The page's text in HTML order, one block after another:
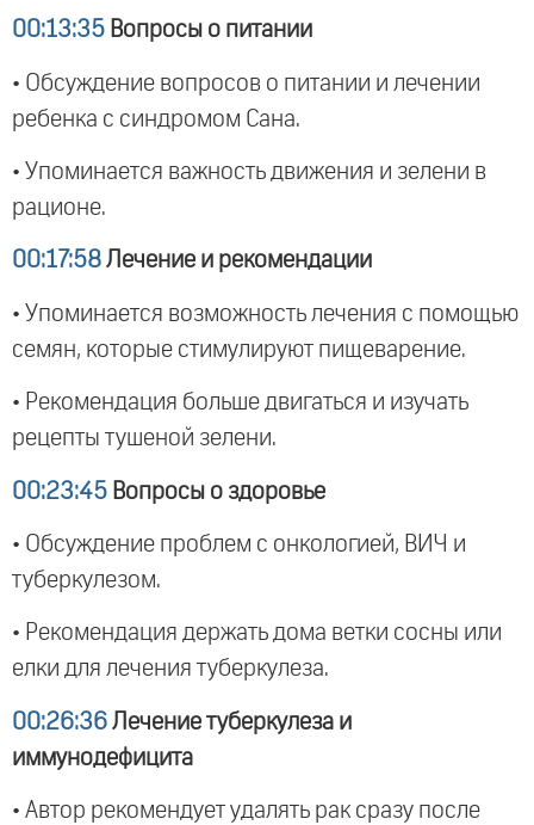
00:13:35 Вопросы о питании
• Обсуждение вопросов о питании и лечении
ребенка с синдромом Сана.
• Упоминается важность движения и зелени в
рационе.
00:17:58 Лечение и рекомендации
• Упоминается возможность лечения с помощью
семян, которые стимулируют пищеварение.
• Рекомендация больше двигаться и изучать
рецепты тушеной зелени.
00:23:45 Вопросы о здоровье
• Обсуждение проблем с онкологией, ВИЧ и
туберкулезом.
• Рекомендация держать дома ветки сосны или
елки для лечения туберкулеза.
00:26:36 Лечение туберкулеза и
иммунодефицита
• Автор рекомендует удалять рак сразу после